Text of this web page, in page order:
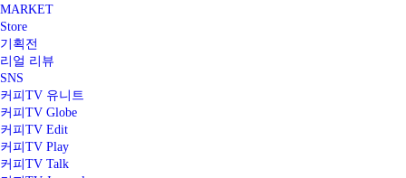
MARKET
Store
기획전
리얼 리뷰
SNS
커피TV 유니트
커피TV Globe
커피TV Edit
커피TV Play
커피TV Talk